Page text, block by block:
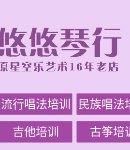
流行唱法培训 民族唱法
吉他培训 古筝培